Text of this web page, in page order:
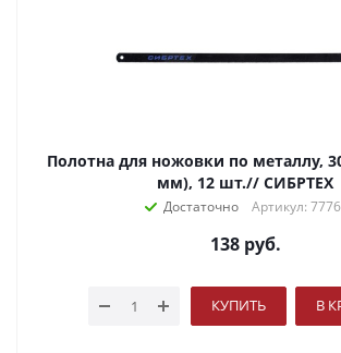
Полотна для ножовки по металлу,
мм), 12 шт.// СИБРТЕХ
Достаточно Артикул:
138руб.
КУПИТЬ В